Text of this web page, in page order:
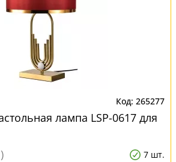
265277
лампа LSP-0617 для
7 шт.